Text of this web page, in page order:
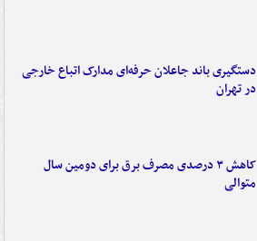
دستگیری باند جاعلان حرفه‌ای مدارک اتباع خارجی
در تهران
کاهش ۳ درصدی مصرف برق برای دومین سال
متوالی